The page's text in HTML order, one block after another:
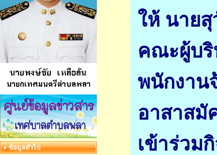
ข้อมูลทั่วไป
ให้ นาย
คณะผู้บริ
พนักงาน
อาสาสมั
เข้าร่วม